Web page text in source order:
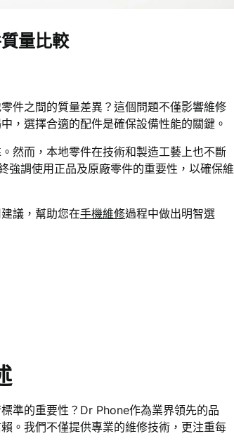
量比較
件之間的質量差異？這個問題不僅影響維修
，選擇合適的配件是確保設備性能的關鍵。
然而，本地零件在技術和製造工藝上也不斷
強調使用正品及原廠零件的重要性，以確保維
議，幫助您在手機維修過程中做出明智選
準的重要性？Dr Phone作為業界領先的品
。我們不僅提供專業的維修技術，更注重每